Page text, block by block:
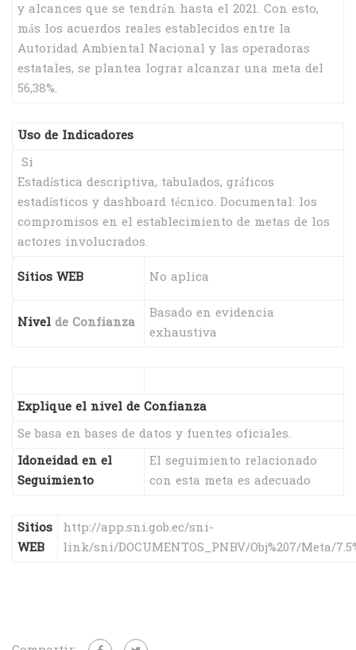
y alcances que se tendrán hasta el 2021. Con esto,
más los acuerdos reales establecidos entre la
Autoridad Ambiental Nacional y las operadoras
estatales, se plantea lograr alcanzar una meta del
56,38%.
Uso de Indicadores
Si
Estadística descriptiva, tabulados, gráficos
estadísticos y dashboard técnico. Documental: los
compromisos en el establecimiento de metas de los
actores involucrados.
Sitios WEB
No aplica
Nivel de Confianza
Basado en evidencia
exhaustiva
Explique el nivel de Confianza
Se basa en bases de datos y fuentes oficiales.
Idoneidad en el
Seguimiento
El seguimiento relacionado
con esta meta es adecuado
Sitios
WEB
http://app.sni.gob.ec/sni-
link/sni/DOCUMENTOS_PNBV/Obj%207/Meta/